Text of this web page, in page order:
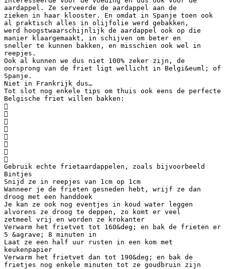
aardappel. Ze serveerde de aardappel aan de
zieken in haar klooster. En omdat in Spanje toen ook
al praktisch alles in olijfolie werd gebakken,
werd hoogstwaarschijnlijk de aardappel ook op die
manier klaargemaakt, in schijven om beter en
sneller te kunnen bakken, en misschien ook wel in
reepjes.
Ook al kunnen we dus niet 100% zeker zijn, de
oorsprong van de friet ligt wellicht in Belgi&euml; of
Spanje.
Niet in Frankrijk dus…
Tot slot nog enkele tips om thuis ook eens de perfecte
Belgische friet willen bakken:








Gebruik echte frietaardappelen, zoals bijvoorbeeld
Bintjes
Snijd ze in reepjes van 1cm op 1cm
Wanneer je de frieten gesneden hebt, wrijf ze dan
droog met een handdoek
Je kan ze ook nog eventjes in koud water leggen
alvorens ze droog te deppen, zo komt er veel
zetmeel vrij en worden ze krokanter
Verwarm het frietvet tot 160&deg; en bak de frieten er
5 &agrave; 8 minuten in
Laat ze een half uur rusten in een kom met
keukenpapier
Verwarm het frietvet dan tot 190&deg; en bak de
frietjes nog enkele minuten tot ze goudbruin zijn